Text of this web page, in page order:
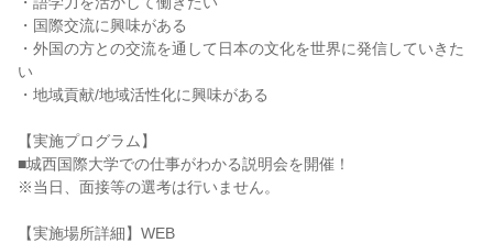
・国際交流に興味がある
・外国の方との交流を通して日本の文化を世界に発信していきた
い
・地域貢献/地域活性化に興味がある
【実施プログラム】
■城西国際大学での仕事がわかる説明会を開催！
※当日、面接等の選考は行いません。
【実施場所詳細】WEB